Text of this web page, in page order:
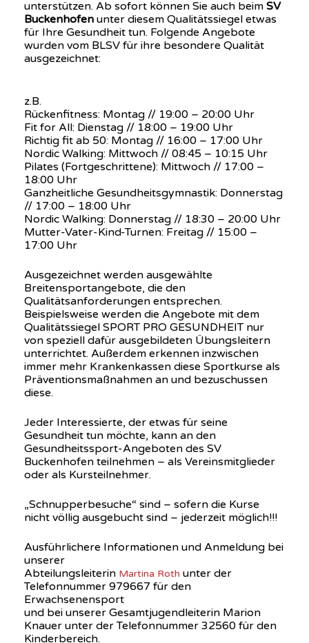
unterstützen. Ab sofort können Sie auch beim SV
Buckenhofen unter diesem Qualitätssiegel etwas
für Ihre Gesundheit tun. Folgende Angebote
wurden vom BLSV für ihre besondere Qualität
ausgezeichnet:
z.B.
Rückenfitness: Montag // 19:00 – 20:00 Uhr
Fit for All: Dienstag // 18:00 – 19:00 Uhr
Richtig fit ab 50: Montag // 16:00 – 17:00 Uhr
Nordic Walking: Mittwoch // 08:45 – 10:15 Uhr
Pilates (Fortgeschrittene): Mittwoch // 17:00 –
18:00 Uhr
Ganzheitliche Gesundheitsgymnastik: Donnerstag
// 17:00 – 18:00 Uhr
Nordic Walking: Donnerstag // 18:30 – 20:00 Uhr
Mutter-Vater-Kind-Turnen: Freitag // 15:00 –
17:00 Uhr
Ausgezeichnet werden ausgewählte
Breitensportangebote, die den
Qualitätsanforderungen entsprechen.
Beispielsweise werden die Angebote mit dem
Qualitätssiegel SPORT PRO GESUNDHEIT nur
von speziell dafür ausgebildeten Übungsleitern
unterrichtet. Außerdem erkennen inzwischen
immer mehr Krankenkassen diese Sportkurse als
Präventionsmaßnahmen an und bezuschussen
diese.
Jeder Interessierte, der etwas für seine
Gesundheit tun möchte, kann an den
Gesundheitssport-Angeboten des SV
Buckenhofen teilnehmen – als Vereinsmitglieder
oder als Kursteilnehmer.
„Schnupperbesuche“ sind – sofern die Kurse
nicht völlig ausgebucht sind – jederzeit möglich!!!
Ausführlichere Informationen und Anmeldung bei
unserer
Abteilungsleiterin Martina Roth unter der
Telefonnummer 979667 für den
Erwachsenensport
und bei unserer Gesamtjugendleiterin Marion
Knauer unter der Telefonnummer 32560 für den
Kinderbereich.